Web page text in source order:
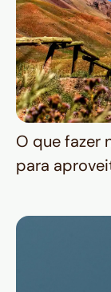
O que fazer
para